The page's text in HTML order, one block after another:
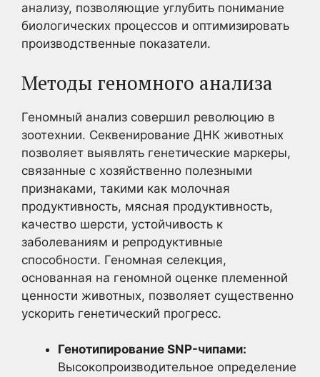
анализу, позволяющие углубить понимание
биологических процессов и оптимизировать
производственные показатели.
Методы геномного анализа
Геномный анализ совершил революцию в
зоотехнии. Секвенирование ДНК животных
позволяет выявлять генетические маркеры,
связанные с хозяйственно полезными
признаками, такими как молочная
продуктивность, мясная продуктивность,
качество шерсти, устойчивость к
заболеваниям и репродуктивные
способности. Геномная селекция,
основанная на геномной оценке племенной
ценности животных, позволяет существенно
ускорить генетический прогресс.
Генотипирование SNP-чипами:
Высокопроизводительное определение